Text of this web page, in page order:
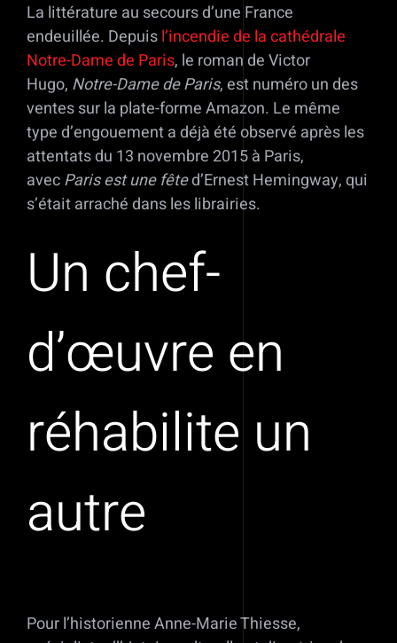
La littérature au secours d’une France
endeuillée. Depuisl’incendie de la cathédrale
Notre-Dame de Paris, le roman de Victor
Hugo, Notre-Dame de Paris, est numéro un des
ventes sur la plate-forme Amazon. Le même
type d’engouement a déjà été observé après les
attentats du 13 novembre 2015 à Paris,
avecParis est une fêted’Ernest Hemingway, qui
s’était arraché dans les librairies.
Un chef-
d’œuvre en
réhabilite un
autre
Pour l’historienne Anne-Marie Thiesse,